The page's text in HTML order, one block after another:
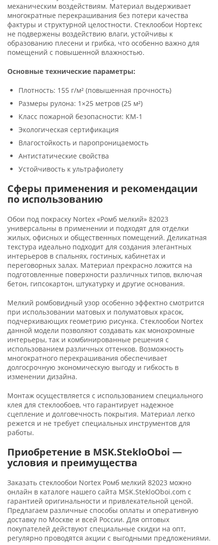
механическим воздействиям. Материал выдерживает
многократные перекрашивания без потери качества
фактуры и структурной целостности. Стеклообои Нортекс
не подвержены воздействию влаги, устойчивы к
образованию плесени и грибка, что особенно важно для
помещений с повышенной влажностью.
Основные технические параметры:
Плотность: 155 г/м² (повышенная прочность)
Размеры рулона: 1×25 метров (25 м²)
Класс пожарной безопасности: КМ-1
Экологическая сертификация
Влагостойкость и паропроницаемость
Антистатические свойства
Устойчивость к ультрафиолету
Сферы применения и рекомендации
по использованию
Обои под покраску Nortex «Ромб мелкий» 82023
универсальны в применении и подходят для отделки
жилых, офисных и общественных помещений. Деликатная
текстура идеально подходит для создания элегантных
интерьеров в спальнях, гостиных, кабинетах и
переговорных залах. Материал прекрасно ложится на
подготовленные поверхности различных типов, включая
бетон, гипсокартон, штукатурку и другие основания.
Мелкий ромбовидный узор особенно эффектно смотрится
при использовании матовых и полуматовых красок,
подчеркивающих геометрию рисунка. Стеклообои Nortex
данной модели позволяют создавать как монохромные
интерьеры, так и комбинированные решения с
использованием различных оттенков. Возможность
многократного перекрашивания обеспечивает
долгосрочную экономическую выгоду и гибкость в
изменении дизайна.
Монтаж осуществляется с использованием специального
клея для стеклообоев, что гарантирует надежное
сцепление и долговечность покрытия. Материал легко
режется и не требует специальных инструментов для
работы.
Приобретение в MSK.StekloOboi —
условия и преимущества
Заказать стеклообои Nortex Ромб мелкий 82023 можно
онлайн в каталоге нашего сайта MSK.StekloOboi.com с
гарантией оригинальности и привлекательной ценой.
Предлагаем различные способы оплаты и оперативную
доставку по Москве и всей России. Для оптовых
покупателей действуют специальные скидки на опт,
регулярно проводятся акции с выгодными предложениями.